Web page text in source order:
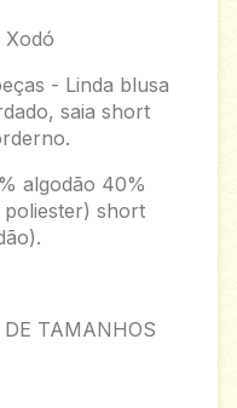
Xodó
- Linda blusa
saia short
algodão 40%
short
TAMANHOS